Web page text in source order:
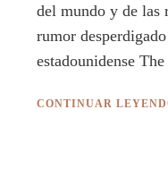
del mundo y de las
rumor
estadounidense
CONTINUAR